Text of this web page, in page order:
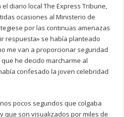
diario local The Express Tribune,
ocasiones al Ministerio de
por las continuas amenazas
respuesta» se había planteado
me van a proporcionar seguridad
he decido marcharme al
confesado la joven celebridad
pocos segundos que colgaba
que son visualizados por miles de